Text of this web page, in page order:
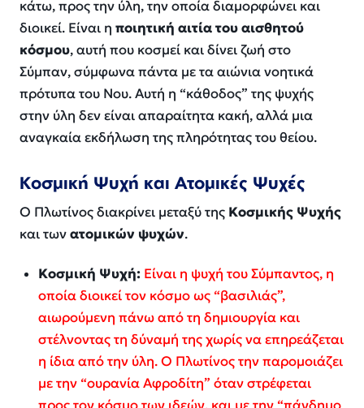
κάτω, προς την ύλη, την οποία διαμορφώνει και
διοικεί. Είναι η ποιητική αιτία του αισθητού
κόσμου, αυτή που κοσμεί και δίνει ζωή στο
Σύμπαν, σύμφωνα πάντα με τα αιώνια νοητικά
πρότυπα του Νου. Αυτή η “κάθοδος” της ψυχής
στην ύλη δεν είναι απαραίτητα κακή, αλλά μια
αναγκαία εκδήλωση της πληρότητας του θείου.
Κοσμική Ψυχή και Ατομικές Ψυχές
Ο Πλωτίνος διακρίνει μεταξύ της Κοσμικής Ψυχής
και τωνατομικών ψυχών.
Κοσμική Ψυχή: Είναι η ψυχή του Σύμπαντος, η
οποία διοικεί τον κόσμο ως “βασιλιάς”,
αιωρούμενη πάνω από τη δημιουργία και
στέλνοντας τη δύναμή της χωρίς να επηρεάζεται
η ίδια από την ύλη. Ο Πλωτίνος την παρομοιάζει
με την “ουρανία Αφροδίτη” όταν στρέφεται